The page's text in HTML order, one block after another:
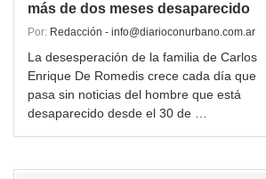
más de dos meses desaparecido
Por: Redacción - info@diarioconurbano.com.ar
La desesperación de la familia de Carlos
Enrique De Romedis crece cada día que
pasa sin noticias del hombre que está
desaparecido desde el 30 de …